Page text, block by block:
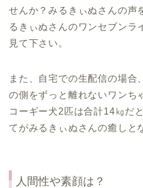
せんか？みるきぃぬさんの声
るきぃぬさんのワンセブンラ
見て下さい。
また、自宅での生配信の場合
の側をずっと離れないワンち
コーギー犬2匹は合計14㎏だ
てがみるきぃぬさんの癒しと
人間性や素顔は？